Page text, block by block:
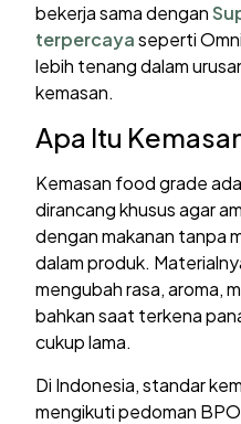
bekerja sama dengan
terpercayaseperti
lebih tenang dalam
kemasan.
Apa Itu
Kemasan food grade
dirancang khusus agar
dengan makanan tanpa
dalam produk.
mengubah rasa, aroma,
bahkan saat terkena
cukup lama.
Di Indonesia, standar
mengikuti pedoman